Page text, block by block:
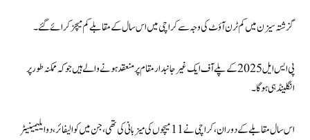
گزشتہ سیزن میں کم ٹرن آؤٹ کی وجہ سے کراچی میں اس سال کے مقابلے کم میچز کرائے گئے۔
پی ایس ایل 2025 کے پلے آف ایک غیر جانبدار مقام پر منعقد ہونے والے ہیں جو کہ ممکنہ طور پر
انگلینڈ ہی ہوگا۔
اس سال مقابلے کے دوران، کراچی نے 11 میچوں کی میزبانی کی تھی، جن میں کوالیفائر، دو ایلیمینیٹر